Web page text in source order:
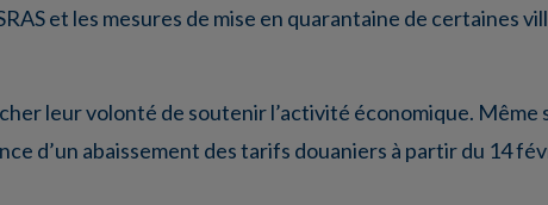
et les mesures de mise en quarantaine de certaines
leur volonté de soutenir l’activité économique. Même
d’un abaissement des tarifs douaniers à partir du 14